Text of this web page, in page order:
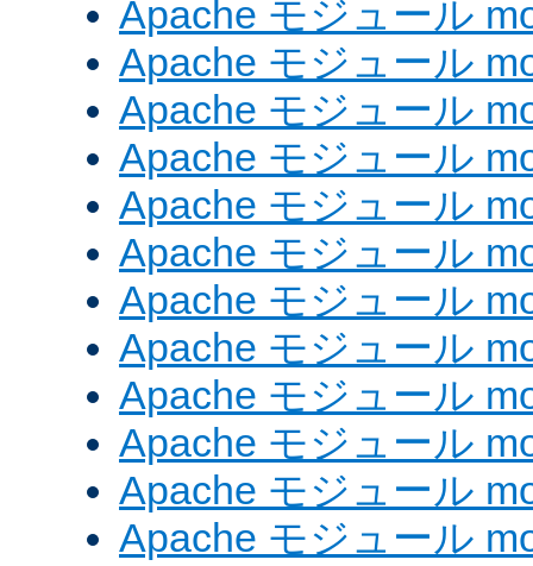
Apache モジュール
Apache モジュール
Apache モジュール
Apache モジュール
Apache モジュール
Apache モジュール
Apache モジュール
Apache モジュール
Apache モジュール
Apache モジュール
Apache モジュール
Apache モジュール